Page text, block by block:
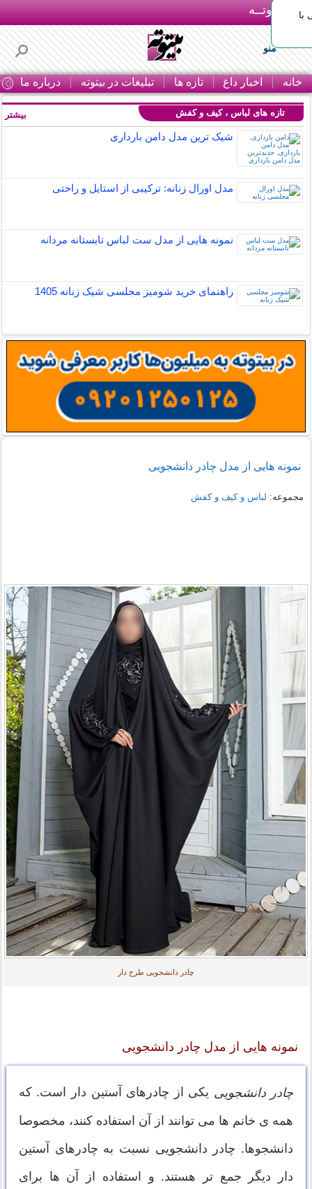
بـیتوتــه
منو
خانه اخبار داغ تازه ها تبلیغات در بیتوته درباره ما
با
تازه های لباس ، کیف و کفش
شیک ترین مدل دامن بارداری
مدل اورال زنانه: ترکیبی از استایل و راحتی
نمونه هایی از مدل ست لباس تابستانه مردانه
راهنمای خرید شومیز مجلسی شیک زنانه 1405
نمونه هایی از مدل یقه شومیز
دمپایی روفرشی خزدار
بیشتر
نمونه هایی از مدل چادر دانشجویی
مجموعه: لباس و کیف و کفش
چادر دانشجویی طرح دار
نمونه هایی از مدل چادر دانشجویی
چادر دانشجویی یکی از چادرهای آستین دار است. که
همه ی خانم ها می توانند از آن استفاده کنند، مخصوصا
دانشجوها. چادر دانشجویی نسبت به چادرهای آستین
دار دیگر جمع تر هستند. و استفاده از آن ها برای